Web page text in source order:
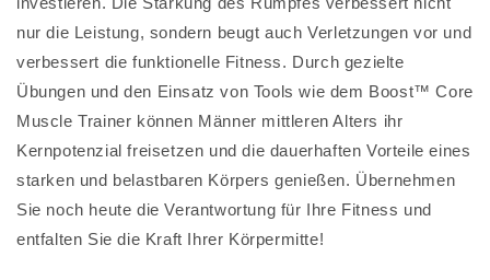
nur die Leistung, sondern beugt auch Verletzungen vor und
verbessert die funktionelle Fitness. Durch gezielte
Übungen und den Einsatz von Tools wie dem Boost™ Core
Muscle Trainer können Männer mittleren Alters ihr
Kernpotenzial freisetzen und die dauerhaften Vorteile eines
starken und belastbaren Körpers genießen. Übernehmen
Sie noch heute die Verantwortung für Ihre Fitness und
entfalten Sie die Kraft Ihrer Körpermitte!